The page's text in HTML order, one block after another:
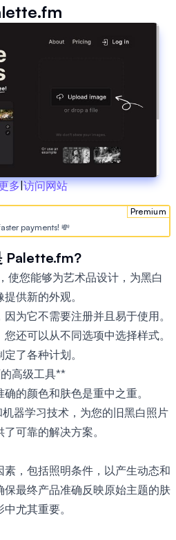
多|访问网站
Premium
payments! 💸
Palette.fm?
使您能够为艺术品设计，为黑白
供新的外观。
为它不需要注册并且易于使用。
还可以从不同选项中选择样式。
了各种计划。
高级工具**
的颜色和肤色是重中之重。
器学习技术，为您的旧黑白照片
可靠的解决方案。
，包括照明条件，以产生动态和
最终产品准确反映原始主题的肤
尤其重要。